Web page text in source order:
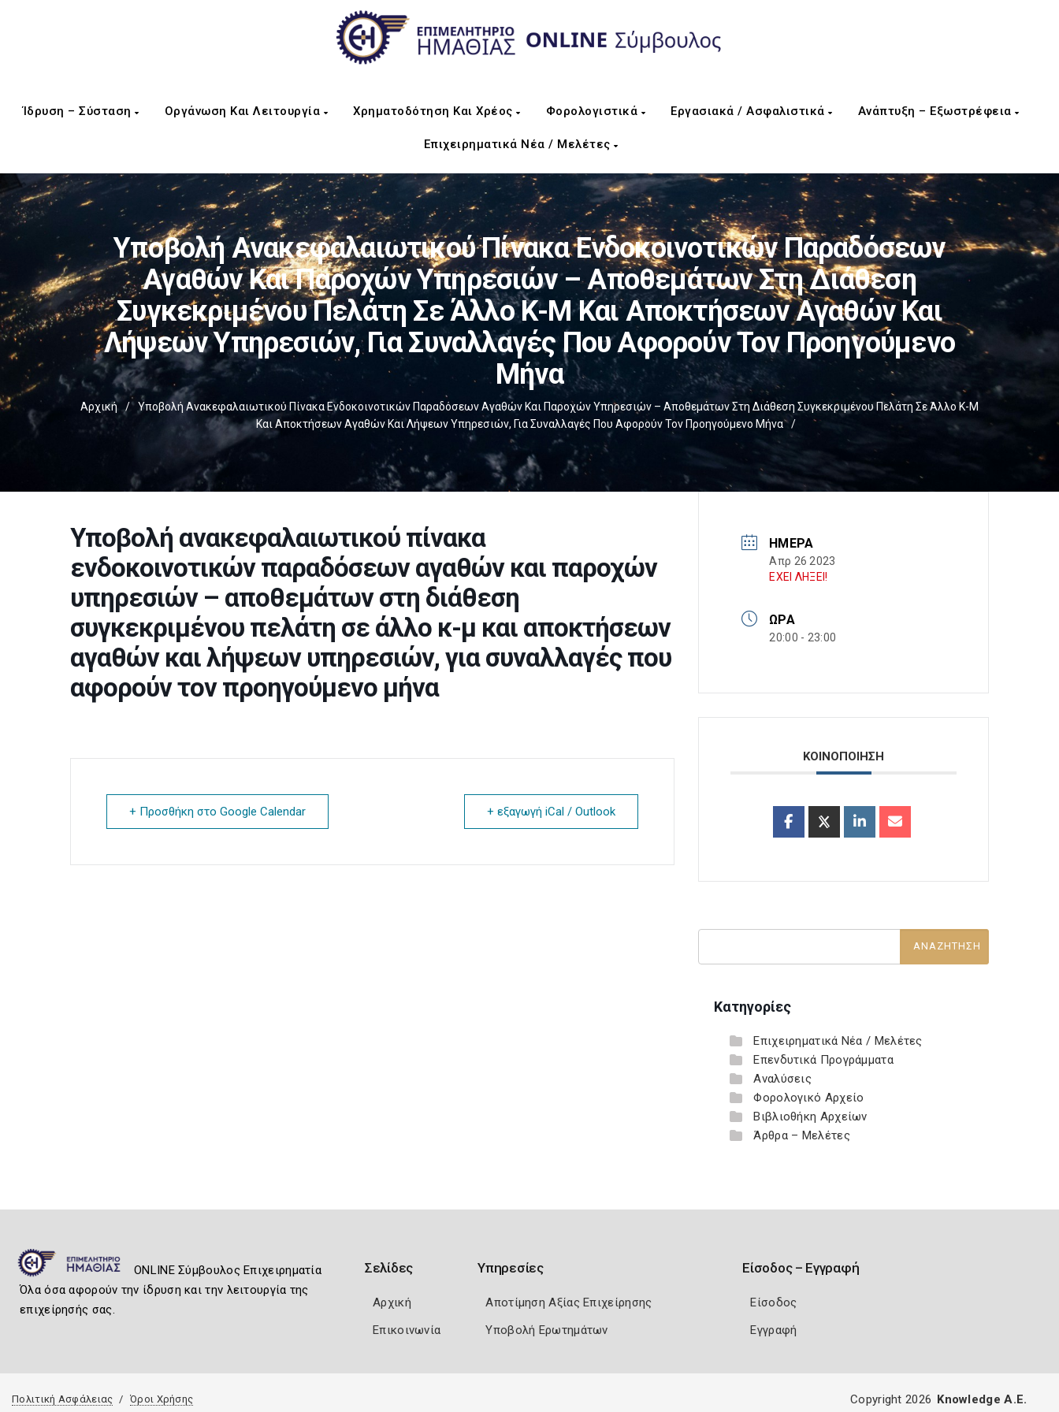
Ίδρυση – Σύσταση Οργάνωση Και Λειτουργία Χρηματοδότηση Και Χρέος Φορολογιστικά Εργασιακά / Ασφαλιστικά Ανάπτυξη – Εξωστρέφεια
Επιχειρηματικά Νέα / Μελέτες
Υποβολή Ανακεφαλαιωτικού Πίνακα Ενδοκοινοτικών Παραδόσεων
Αγαθών Και Παροχών Υπηρεσιών – Αποθεμάτων Στη Διάθεση
Συγκεκριμένου Πελάτη Σε Άλλο Κ-Μ Και Αποκτήσεων Αγαθών Και
Λήψεων Υπηρεσιών, Για Συναλλαγές Που Αφορούν Τον Προηγούμενο
Μήνα
Αρχική /
Υποβολή Ανακεφαλαιωτικού Πίνακα Ενδοκοινοτικών Παραδόσεων Αγαθών Και Παροχών Υπηρεσιών – Αποθεμάτων Στη Διάθεση Συγκεκριμένου Πελάτη Σε Άλλο Κ-Μ
Και Αποκτήσεων Αγαθών Και Λήψεων Υπηρεσιών, Για Συναλλαγές Που Αφορούν Τον Προηγούμενο Μήνα
/
Υποβολή ανακεφαλαιωτικού πίνακα
ενδοκοινοτικών παραδόσεων αγαθών και παροχών
υπηρεσιών – αποθεμάτων στη διάθεση
συγκεκριμένου πελάτη σε άλλο κ-μ και αποκτήσεων
αγαθών και λήψεων υπηρεσιών, για συναλλαγές που
αφορούν τον προηγούμενο μήνα
+ Προσθήκη στο Google Calendar + εξαγωγή iCal / Outlook
ΗΜΈΡΑ
Απρ 26 2023
ΕΧΕΙ ΛΗΞΕΙ!
ΏΡΑ
20:00 - 23:00
ΚΟΙΝΟΠΟΙΗΣΗ
Κατηγορίες
Επιχειρηματικά Νέα / Μελέτες
Επενδυτικά Προγράμματα
Αναλύσεις
Φορολογικό Αρχείο
Βιβλιοθήκη Αρχείων
Άρθρα – Μελέτες
ONLINE Σύμβουλος Επιχειρηματία
Όλα όσα αφορούν την ίδρυση και την λειτουργία της
επιχείρησής σας.
Σελίδες
Αρχική
Επικοινωνία
Υπηρεσίες
Αποτίμηση Αξίας Επιχείρησης
Υποβολή Ερωτημάτων
Είσοδος – Εγγραφή
Είσοδος
Εγγραφή
Πολιτική Ασφάλειας Όροι Χρήσης Copyright 2026 Knowledge A.E.